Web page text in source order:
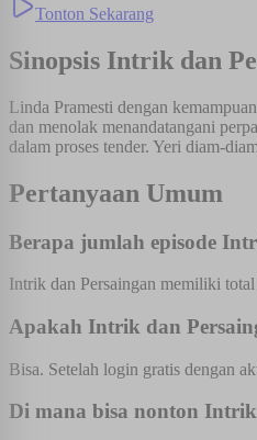
Tonton Sekarang
Sinopsis Intrik dan
Linda Pramesti dengan
dan menolak menandatangani
dalam proses tender. Yeri diam-
Pertanyaan Umum
Berapa jumlah episode
Intrik dan Persaingan memiliki
Apakah Intrik dan
Bisa. Setelah login gratis dengan
Di mana bisa nonton